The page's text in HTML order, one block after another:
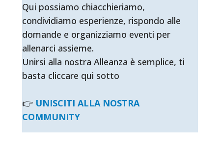
Qui possiamo chiacchieriamo,
condividiamo esperienze, rispondo alle
domande e organizziamo eventi per
allenarci assieme.
Unirsi alla nostra Alleanza è semplice, ti
basta cliccare qui sotto
👉 UNISCITI ALLA NOSTRA
COMMUNITY